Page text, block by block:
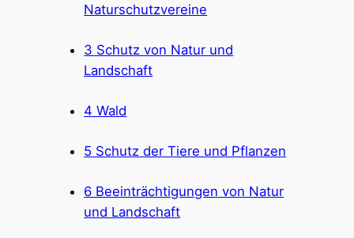
Naturschutzvereine
3 Schutz von Natur und
Landschaft
4 Wald
5 Schutz der Tiere und Pflanzen
6 Beeinträchtigungen von Natur
und Landschaft